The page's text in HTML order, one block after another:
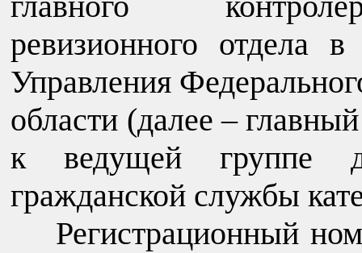
ревизионного отдела
Управления
области (далее –
к ведущей группе
гражданской службы
Регистрационный